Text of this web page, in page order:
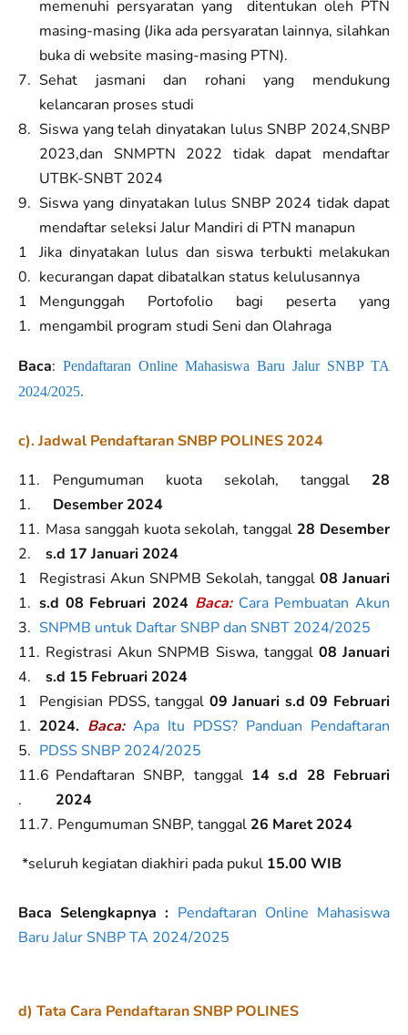
memenuhi persyaratan yang ditentukan oleh PTN
masing-masing (Jika ada persyaratan lainnya, silahkan
buka di website masing-masing PTN).
Sehat jasmani dan rohani yang mendukung
kelancaran proses studi
Siswa yang telah dinyatakan lulus SNBP 2024,SNBP
2023,dan SNMPTN 2022 tidak dapat mendaftar
UTBK-SNBT 2024
Siswa yang dinyatakan lulus SNBP 2024 tidak dapat
mendaftar seleksi Jalur Mandiri di PTN manapun
Jika dinyatakan lulus dan siswa terbukti melakukan
kecurangan dapat dibatalkan status kelulusannya
Mengunggah Portofolio bagi peserta yang
mengambil program studi Seni dan Olahraga
Baca: Pendaftaran Online Mahasiswa Baru Jalur SNBP TA
2024/2025.
c). Jadwal Pendaftaran SNBP POLINES 2024
Pengumuman kuota sekolah, tanggal 28
Desember 2024
Masa sanggah kuota sekolah, tanggal 28 Desember
s.d 17 Januari 2024
Registrasi Akun SNPMB Sekolah, tanggal08 Januari
s.d 08 Februari 2024 Baca: Cara Pembuatan Akun
SNPMB untuk Daftar SNBP dan SNBT 2024/2025
Registrasi Akun SNPMB Siswa, tanggal 08 Januari
s.d 15 Februari 2024
Pengisian PDSS, tanggal 09 Januari s.d 09 Februari
2024. Baca: Apa Itu PDSS? Panduan Pendaftaran
PDSS SNBP 2024/2025
Pendaftaran SNBP, tanggal 14 s.d 28 Februari
2024
Pengumuman SNBP, tanggal 26 Maret 2024
*seluruh kegiatan diakhiri pada pukul 15.00 WIB
Baca Selengkapnya : Pendaftaran Online Mahasiswa
Baru Jalur SNBP TA 2024/2025
d) Tata Cara Pendaftaran SNBP POLINES